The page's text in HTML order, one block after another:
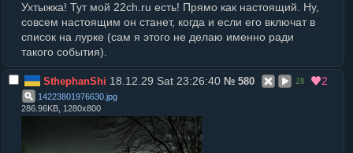
Ухтыжка! Тут мой 22ch.ru есть! Прямо как настоящий. Ну,
совсем настоящим он станет, когда и если его включат в
список на лурке (сам я этого не делаю именно ради
такого события).
SthephanShi 18.12.29 Sat 23:26:40 № 580 28 2
14223801976630 jpg
286.96KB, 1280x800